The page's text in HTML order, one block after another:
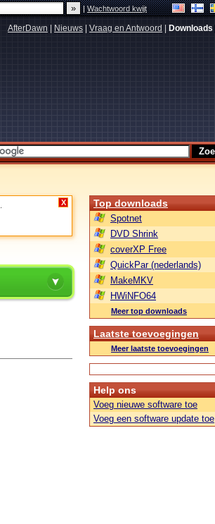
|Wachtwoord kwijt
AfterDawn Nieuws Vraag en Antwoord Downloads
X Top downloads
Spotnet
DVD Shrink
coverXP Free
QuickPar (nederlands)
MakeMKV
HWiNFO64
Meer top downloads
Laatste toevoegingen
Meer laatste toevoegingen
Help ons
Voeg nieuwe software toe
Voeg een software update toe